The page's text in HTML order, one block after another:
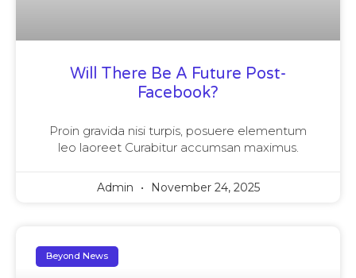
Will There Be A Future Post-
Facebook?
Proin gravida nisi turpis, posuere elementum
leo laoreet Curabitur accumsan maximus.
Admin November 24, 2025
Beyond News